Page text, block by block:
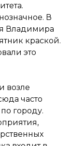
В
Владимира
краской.
это
возле
часто
городу.